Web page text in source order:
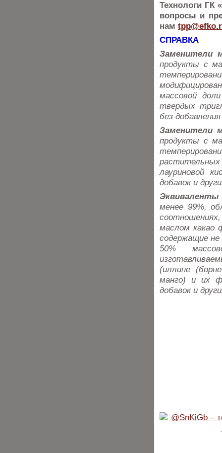
Технологи ГК
вопросы и
нам
СПРАВКА
Заменители
продукты с
массовой
твердых
без
Заменители
продукты с
лауриновой
добавок и
Эквиваленты
менее 99%,
маслом какао
содержащие не
50%
(иллипе
манго) и их
добавок и